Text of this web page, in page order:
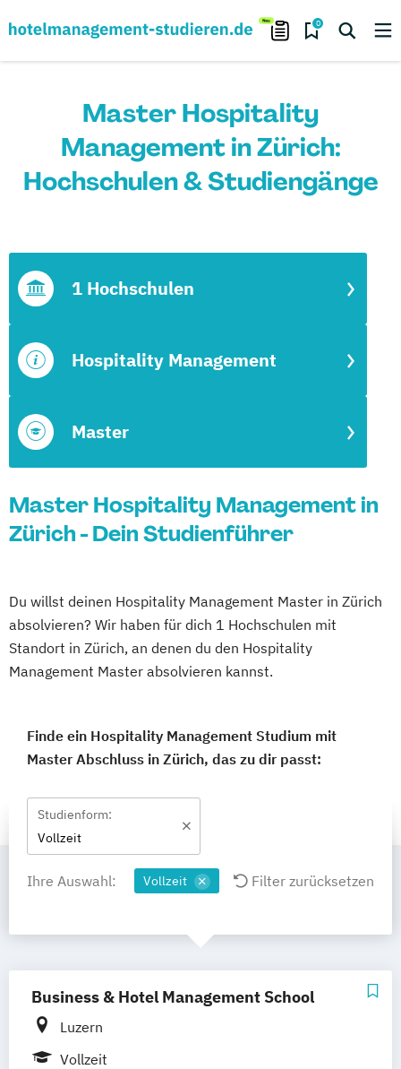
0
Master Hospitality
Management in Zürich:
Hochschulen & Studiengänge
Master
Hospitality Management
1 Hochschulen
Master Hospitality Management in
Zürich - Dein Studienführer
Du willst deinen Hospitality Management Master in Zürich
absolvieren? Wir haben für dich 1 Hochschulen mit
Standort in Zürich, an denen du den Hospitality
Management Master absolvieren kannst.
Finde ein Hospitality Management Studium mit
Master Abschluss in Zürich, das zu dir passt:
Studienform:
Vollzeit
Ihre Auswahl: Vollzeit Filter zurücksetzen
Business & Hotel Management School
Luzern
Vollzeit